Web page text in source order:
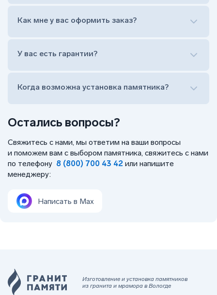
Остались вопросы?
Свяжитесь с нами, мы ответим на ваши вопросы
и поможем вам с выбором памятника, свяжитесь с нами
по телефону 8 (800) 700 43 42 или напишите
менеджеру:
Написать в Max
Оформить заказ удаленно (online)
Заказать бесплатный выезд менеджера на дом
Оформить заказ удаленно (online)
Заказать бесплатный выезд менеджера на дом
Как мне у вас оформить заказ?
У вас есть гарантии?
Когда возможна установка памятника?
Изготовление и установка памятников
из гранита и мрамора в Вологде